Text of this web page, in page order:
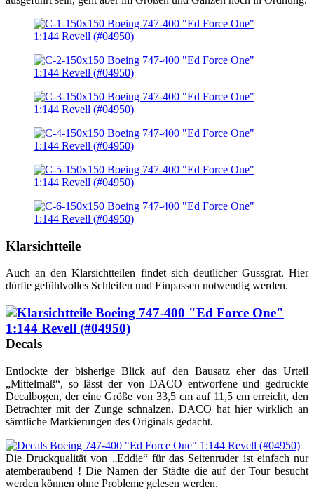
Klarsichtteile
Auch an den Klarsichtteilen findet sich deutlicher Gussgrat. Hier
dürfte gefühlvolles Schleifen und Einpassen notwendig werden.
Decals
Entlockte der bisherige Blick auf den Bausatz eher das Urteil
„Mittelmaß“, so lässt der von DACO entworfene und gedruckte
Decalbogen, der eine Größe von 33,5 cm auf 11,5 cm erreicht, den
Betrachter mit der Zunge schnalzen. DACO hat hier wirklich an
sämtliche Markierungen des Originals gedacht.
Die Druckqualität von „Eddie“ für das Seitenruder ist einfach nur
atemberaubend ! Die Namen der Städte die auf der Tour besucht
werden können ohne Probleme gelesen werden.